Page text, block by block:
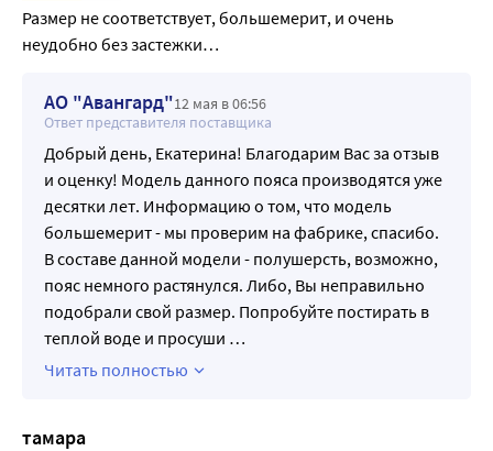
Размер не соответствует, большемерит, и очень
неудобно без застежки…
АО "Авангард"12 мая в 06:56
Ответ представителя поставщика
Добрый день, Екатерина! Благодарим Вас за отзыв
и оценку! Модель данного пояса производятся уже
десятки лет. Информацию о том, что модель
большемерит - мы проверим на фабрике, спасибо.
В составе данной модели - полушерсть, возможно,
пояс немного растянулся. Либо, Вы неправильно
подобрали свой размер. Попробуйте постирать в
теплой воде и просуши …
Читать полностью
тамара